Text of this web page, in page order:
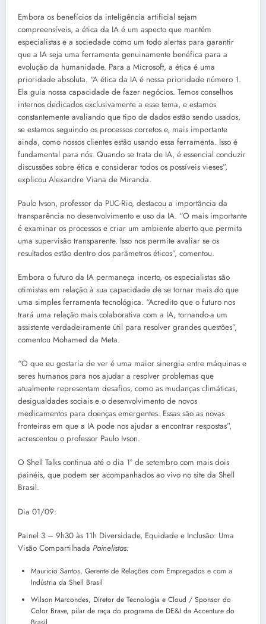
Embora os benefícios da inteligência artificial sejam
compreensíveis, a ética da IA é um aspecto que mantém
especialistas e a sociedade como um todo alertas para garantir
que a IA seja uma ferramenta genuinamente benéfica para a
evolução da humanidade. Para a Microsoft, a ética é uma
prioridade absoluta. “A ética da IA é nossa prioridade número 1.
Ela guia nossa capacidade de fazer negócios. Temos conselhos
internos dedicados exclusivamente a esse tema, e estamos
constantemente avaliando que tipo de dados estão sendo usados,
se estamos seguindo os processos corretos e, mais importante
ainda, como nossos clientes estão usando essa ferramenta. Isso é
fundamental para nós. Quando se trata de IA, é essencial conduzir
discussões sobre ética e considerar todos os possíveis vieses”,
explicou Alexandre Viana de Miranda.
Paulo Ivson, professor da PUC-Rio, destacou a importância da
transparência no desenvolvimento e uso da IA. “O mais importante
é examinar os processos e criar um ambiente aberto que permita
uma supervisão transparente. Isso nos permite avaliar se os
resultados estão dentro dos parâmetros éticos”, comentou.
Embora o futuro da IA permaneça incerto, os especialistas são
otimistas em relação à sua capacidade de se tornar mais do que
uma simples ferramenta tecnológica. “Acredito que o futuro nos
trará uma relação mais colaborativa com a IA, tornando-a um
assistente verdadeiramente útil para resolver grandes questões”,
comentou Mohamed da Meta.
“O que eu gostaria de ver é uma maior sinergia entre máquinas e
seres humanos para nos ajudar a resolver problemas que
atualmente representam desafios, como as mudanças climáticas,
desigualdades sociais e o desenvolvimento de novos
medicamentos para doenças emergentes. Essas são as novas
fronteiras em que a IA pode nos ajudar a encontrar respostas”,
acrescentou o professor Paulo Ivson.
O Shell Talks continua até o dia 1º de setembro com mais dois
painéis, que podem ser acompanhados ao vivo no site da Shell
Brasil.
Dia 01/09:
Painel 3 – 9h30 às 11h Diversidade, Equidade e Inclusão: Uma
Visão Compartilhada Painelistas:
Mauricio Santos, Gerente de Relações com Empregados e com a
Indústria da Shell Brasil
Wilson Marcondes, Diretor de Tecnologia e Cloud / Sponsor do
Color Brave, pilar de raça do programa de DE&I da Accenture do